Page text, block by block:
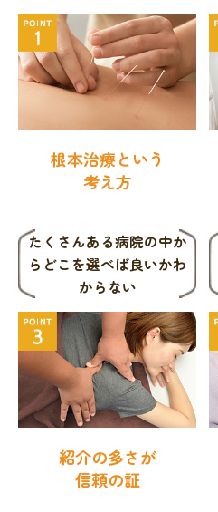
根本治療という
考え方
たくさんある病院の中か
ら どこを選べば良いかわ
からない
紹介の多さが
信頼の証